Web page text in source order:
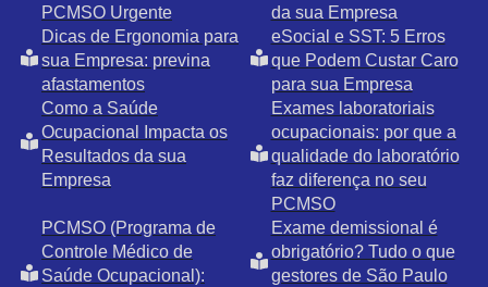
PCMSO Urgente
da sua Empresa
Dicas de Ergonomia para
sua Empresa: previna
afastamentos
eSocial e SST: 5 Erros
que Podem Custar Caro
para sua Empresa
Como a Saúde
Ocupacional Impacta os
Resultados da sua
Empresa
Exames laboratoriais
ocupacionais: por que a
qualidade do laboratório
faz diferença no seu
PCMSO
PCMSO (Programa de
Controle Médico de
Saúde Ocupacional):
Exame demissional é
obrigatório? Tudo o que
gestores de São Paulo